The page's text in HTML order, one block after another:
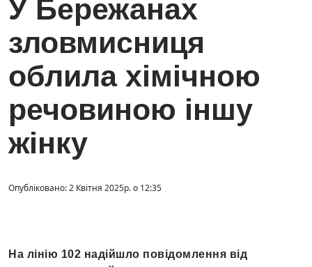
У Бережанах
зловмисниця
облила хімічною
речовиною іншу
жінку
Опубліковано: 2 Квітня 2025р. о 12:35
На лінію 102 надійшло повідомлення від